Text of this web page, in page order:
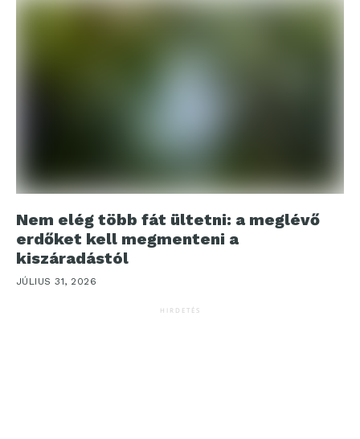
Nem elég több fát ültetni: a meglévő
erdőket kell megmenteni a
kiszáradástól
JÚLIUS 31, 2026
HIRDETÉS